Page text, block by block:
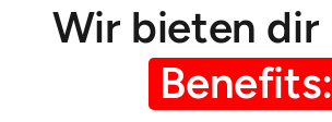
Wir bieten dir
Benefits: